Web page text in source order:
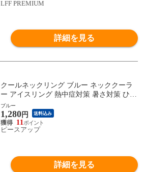
グッズ 首 冷やす アイシング 野球 スポー
LFF PREMIUM
詳細を見る
クールネックリング ブルー ネッククーラ
ー アイスリング 熱中症対策 暑さ対策 ひん
やり 保冷剤 冷却 ネックリング 28℃ クー
ルリング ネックバンド 首掛け 熱中症予防
野外活動 アウトドア 冷感バンド 冷感グッ
ズ アイスネックバンド 爽快リング 冷やす
ブルー
1,280円 送料込み
11
ピースアップ
詳細を見る